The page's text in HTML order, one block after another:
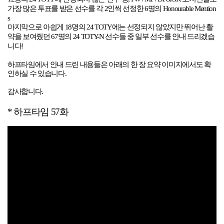
가장 많은 투표를 받은 선수를 각 2인씩 선정한 6명의 Honourable Mention
s
마지막으로 아쉽게 18명의 24 TOTY에는 선정되지 않았지만 뛰어난 활
약을 보여줬던 67명의 24 TOTY-N 선수들 중 일부 선수를 안내 드리겠습
니다!
하프타임에서 안내 드린 내용들은 아래의 한 장 요약 이미지에서도 확
인하실 수 있습니다.
감사합니다.
*하프타임 57화